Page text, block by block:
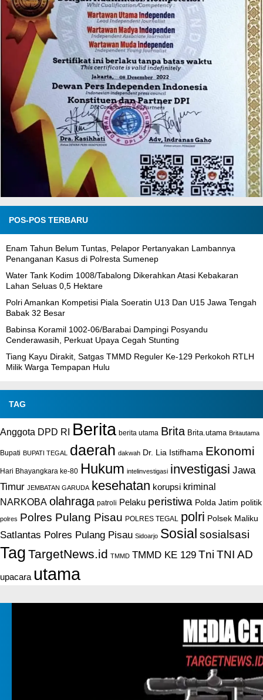
POS-POS TERBARU
Enam Tahun Belum Tuntas, Pelapor Pertanyakan Lambannya
Penanganan Kasus di Polresta Sumenep
Water Tank Kodim 1008/Tabalong Dikerahkan Atasi Kebakaran
Lahan Seluas 0,5 Hektare
Polri Amankan Kompetisi Piala Soeratin U13 Dan U15 Jawa Tengah
Babak 32 Besar
Babinsa Koramil 1002-06/Barabai Dampingi Posyandu
Cenderawasih, Perkuat Upaya Cegah Stunting
Tiang Kayu Dirakit, Satgas TMMD Reguler Ke-129 Perkokoh RTLH
Milik Warga Tempapan Hulu
TAG
Anggota DPD RI Berita berita utama Brita Brita.utama Britautama
Bupati BUPATI TEGAL daerah dakwah Dr. Lia Istifhama Ekonomi
Hari Bhayangkara ke-80 Hukum intelinvestigasi investigasi Jawa
Timur JEMBATAN GARUDA kesehatan korupsi kriminal
NARKOBA olahraga patroli Pelaku peristiwa Polda Jatim politik
polres Polres Pulang Pisau POLRES TEGAL polri Polsek Maliku
Satlantas Polres Pulang Pisau Sidoarjo Sosial sosialsasi
Tag TargetNews.id TMMD TMMD KE 129 Tni TNI AD
upacara utama